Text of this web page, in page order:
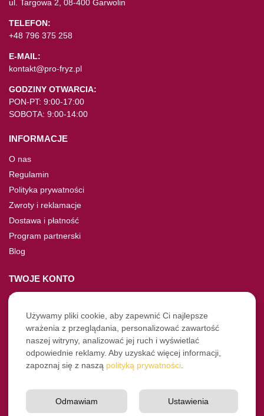
ul. Targowa 2, 08-400 Garwolin
TELEFON:
+48 796 375 258
E-MAIL:
kontakt@pro-fryz.pl
GODZINY OTWARCIA:
PON-PT: 9:00-17:00
SOBOTA: 9:00-14:00
INFORMACJE
O nas
Regulamin
Polityka prywatności
Zwroty i reklamacje
Dostawa i płatność
Program partnerski
Blog
TWOJE KONTO
Moje konto
Nie pamiętasz hasła?
Twoje zamówienia
NASZE SOCIALE
Instagram
Używamy pliki cookie, aby zapewnić Ci najlepsze
wrażenia z przeglądania, personalizować zawartość
naszej witryny, analizować jej ruch i wyświetlać
odpowiednie reklamy. Aby uzyskać więcej informacji,
zapoznaj się z naszą polityką prywatności
Ustawienia
Odmawiam